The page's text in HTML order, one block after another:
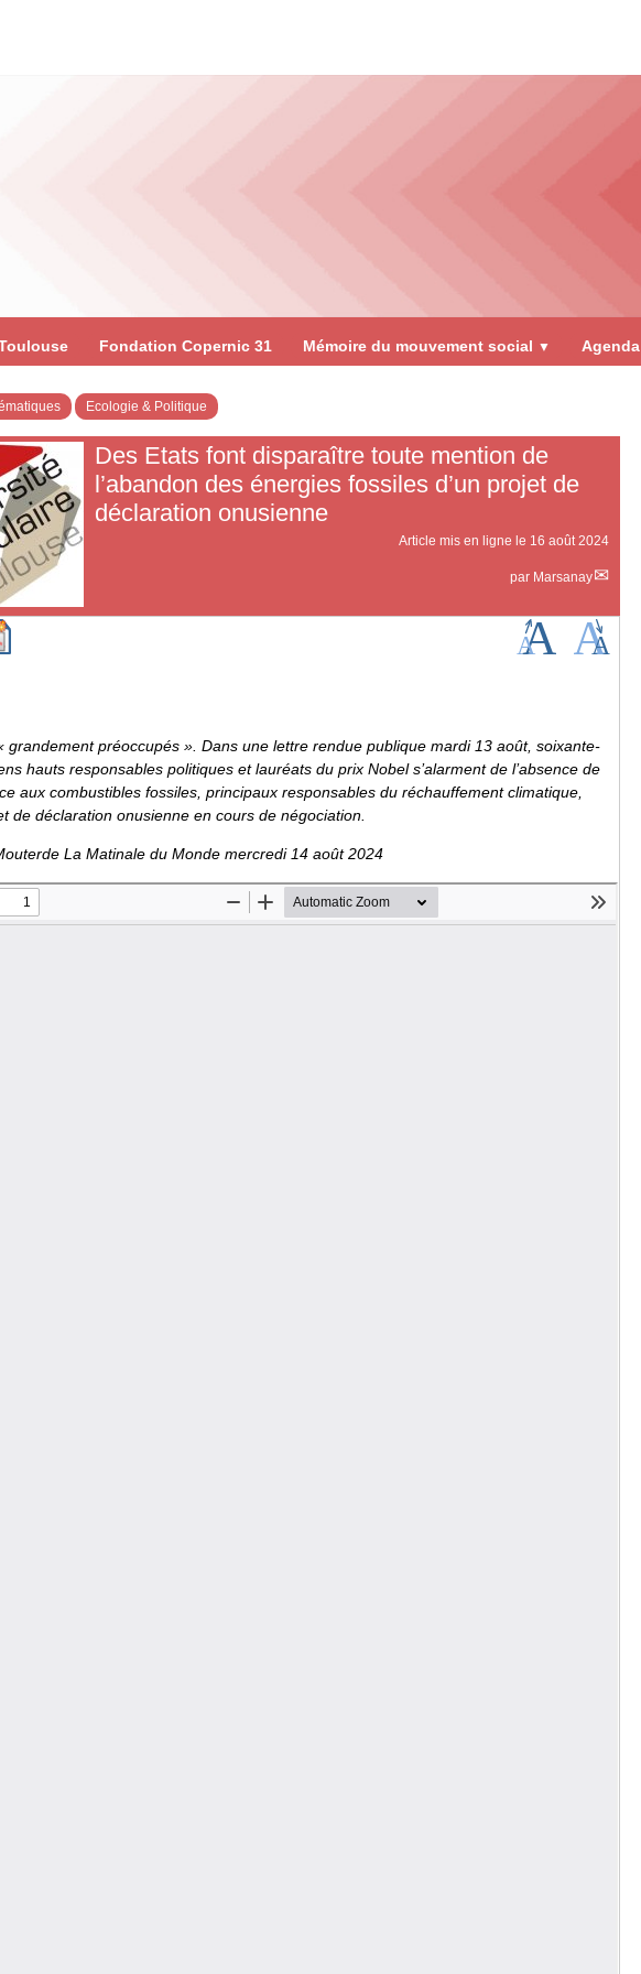
Fondation Copernic 31 Mémoire du mouvement social ▼ Agenda
Ecologie & Politique
Des Etats font disparaître toute mention de
l’abandon des énergies fossiles d’un projet de
déclaration onusienne
Article mis en ligne le 16 août 2024
par Marsanay
grandement préoccupés ». Dans une lettre rendue publique mardi 13 août, soixante-
hauts responsables politiques et lauréats du prix Nobel s’alarment de l’absence de
aux combustibles fossiles, principaux responsables du réchauffement climatique,
de déclaration onusienne en cours de négociation.
La Matinale du Monde mercredi 14 août 2024